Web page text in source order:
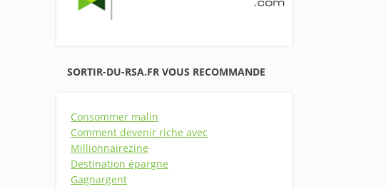
SORTIR-DU-RSA.FR VOUS RECOMMANDE
Consommer malin
Comment devenir riche avec
Millionnairezine
Destination épargne
Gagnargent